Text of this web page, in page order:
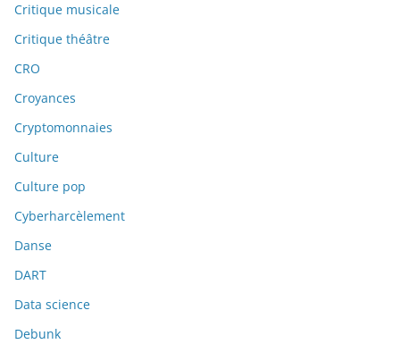
Critique musicale
Critique théâtre
CRO
Croyances
Cryptomonnaies
Culture
Culture pop
Cyberharcèlement
Danse
DART
Data science
Debunk